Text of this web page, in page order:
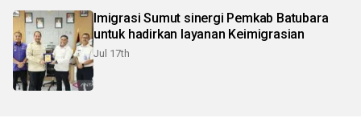
Imigrasi Sumut sinergi Pemkab Batubara
untuk hadirkan layanan Keimigrasian
Jul 17th